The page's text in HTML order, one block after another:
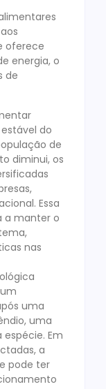
oferece
energia, o
de
do
de
diminui, os
Essa
a manter o
nas
uma
uma
Em
a
pode ter